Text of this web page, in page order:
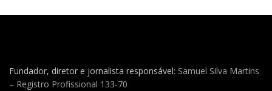
Fundador, diretor e jornalista responsável: Samuel Silva Martins
– Registro Profissional 133-70